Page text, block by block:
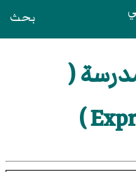
بحث
(